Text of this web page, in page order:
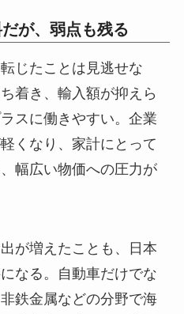
が、弱点も残る
じたことは見逃せな
着き、輸入額が抑えら
スに働きやすい。企業
くなり、家計にとって
幅広い物価への圧力が
が増えたことも、日本
なる。自動車だけでな
鉄金属などの分野で海